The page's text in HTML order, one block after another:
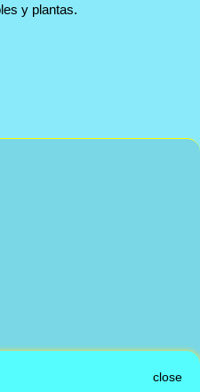
y plantas.
close